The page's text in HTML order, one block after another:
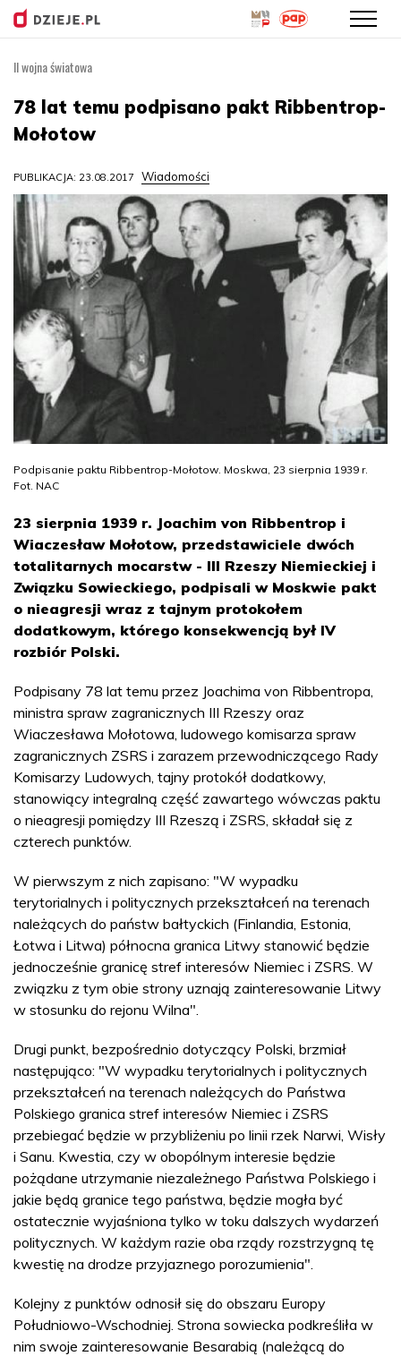
treści
II wojna światowa
78 lat temu podpisano pakt Ribbentrop-
Mołotow
PUBLIKACJA: 23.08.2017 Wiadomości
Podpisanie paktu Ribbentrop-Mołotow. Moskwa, 23 sierpnia 1939 r.
Fot. NAC
23 sierpnia 1939 r. Joachim von Ribbentrop i
Wiaczesław Mołotow, przedstawiciele dwóch
totalitarnych mocarstw - III Rzeszy Niemieckiej i
Związku Sowieckiego, podpisali w Moskwie pakt
o nieagresji wraz z tajnym protokołem
dodatkowym, którego konsekwencją był IV
rozbiór Polski.
Podpisany 78 lat temu przez Joachima von Ribbentropa,
ministra spraw zagranicznych III Rzeszy oraz
Wiaczesława Mołotowa, ludowego komisarza spraw
zagranicznych ZSRS i zarazem przewodniczącego Rady
Komisarzy Ludowych, tajny protokół dodatkowy,
stanowiący integralną część zawartego wówczas paktu
o nieagresji pomiędzy III Rzeszą i ZSRS, składał się z
czterech punktów.
W pierwszym z nich zapisano: "W wypadku
terytorialnych i politycznych przekształceń na terenach
należących do państw bałtyckich (Finlandia, Estonia,
Łotwa i Litwa) północna granica Litwy stanowić będzie
jednocześnie granicę stref interesów Niemiec i ZSRS. W
związku z tym obie strony uznają zainteresowanie Litwy
w stosunku do rejonu Wilna".
Drugi punkt, bezpośrednio dotyczący Polski, brzmiał
następująco: "W wypadku terytorialnych i politycznych
przekształceń na terenach należących do Państwa
Polskiego granica stref interesów Niemiec i ZSRS
przebiegać będzie w przybliżeniu po linii rzek Narwi, Wisły
i Sanu. Kwestia, czy w obopólnym interesie będzie
pożądane utrzymanie niezależnego Państwa Polskiego i
jakie będą granice tego państwa, będzie mogła być
ostatecznie wyjaśniona tylko w toku dalszych wydarzeń
politycznych. W każdym razie oba rządy rozstrzygną tę
kwestię na drodze przyjaznego porozumienia".
Kolejny z punktów odnosił się do obszaru Europy
Południowo-Wschodniej. Strona sowiecka podkreśliła w
nim swoje zainteresowanie Besarabią (należącą do